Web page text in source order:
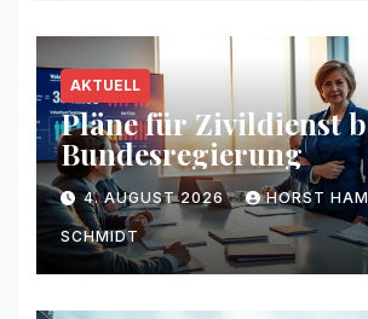
AKTUELL
Pläne für Zivildienst
Bundesregierung
4. AUGUST 2026 HORST
SCHMIDT